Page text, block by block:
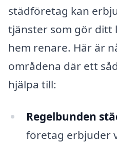
städföretag kan
tjänster som gör ditt
hem renare. Här är
områdena där ett
hjälpa till:
Regelbunden
företag erbjuder